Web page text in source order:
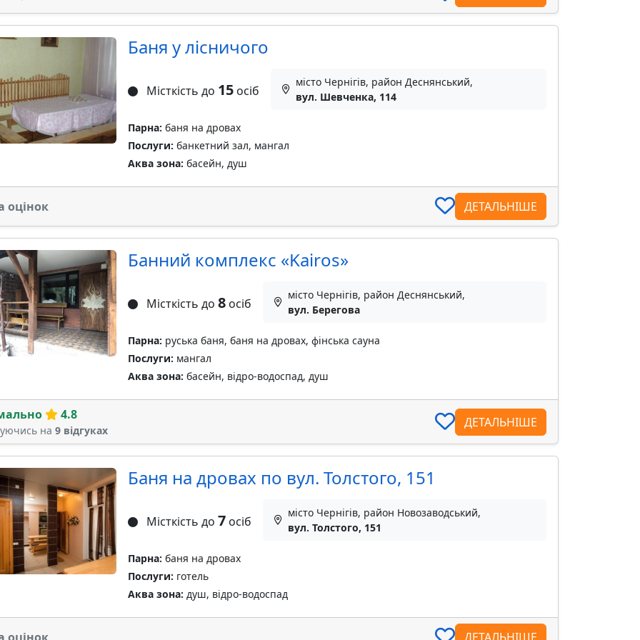
Баня у лісничого
Місткість до 15осіб
місто Чернігів, район Деснянський,
вул. Шевченка, 114
Парна: баня на дровах
Послуги: банкетний зал, мангал
Аква зона: басейн, душ
оцінок ДЕТАЛЬНІШЕ
Банний комплекс «Kairos»
Місткість до 8осіб
місто Чернігів, район Деснянський,
вул. Берегова
Парна: руська баня, баня на дровах, фінська сауна
Послуги: мангал
Аква зона: басейн, відро-водоспад, душ
4.8
на 9 відгуках
ДЕТАЛЬНІШЕ
Баня на дровах по вул. Толстого, 151
Місткість до 7осіб
місто Чернігів, район Новозаводський,
вул. Толстого, 151
Парна: баня на дровах
Послуги: готель
Аква зона: душ, відро-водоспад